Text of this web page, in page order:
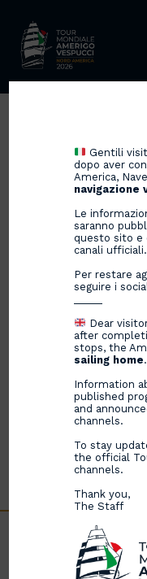
BUON
AMERIGO
La Nave più bella
Gentili
dopo aver
America,
navigazione
Le
saranno
questo sito e
canali ufficiali.
Per restare
seguire i
Dear
after
stops, the
sailing home.
Information
published
and
channels.
To stay
the official
channels.
Thank you,
The Staff